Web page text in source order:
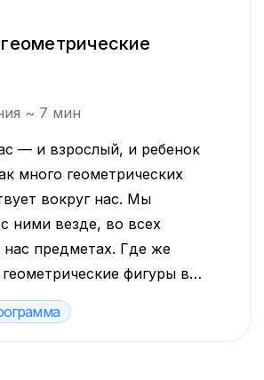
~ 7 мин
— и взрослый, и ребенок
много геометрических
вокруг нас. Мы
ними везде, во всех
предметах. Где же
фигуры в